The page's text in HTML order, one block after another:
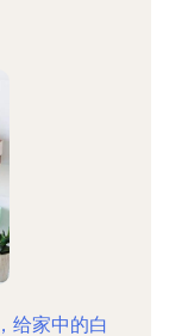
给家中的白